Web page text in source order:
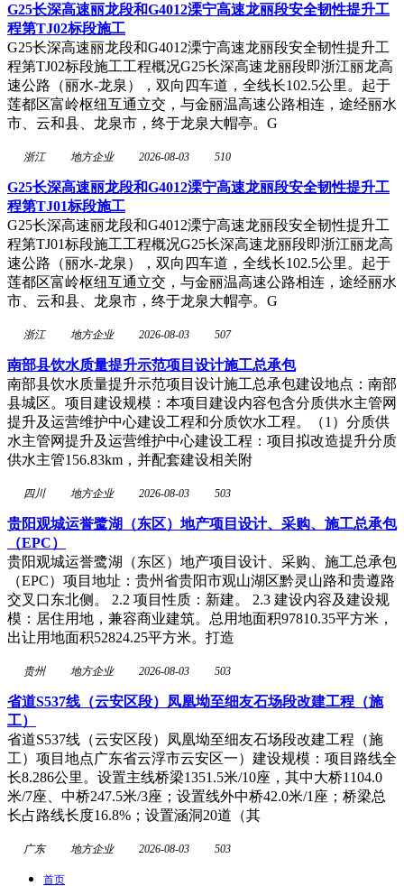
G25长深高速丽龙段和G4012溧宁高速龙丽段安全韧性提升工
程第TJ02标段施工
G25长深高速丽龙段和G4012溧宁高速龙丽段安全韧性提升工
程第TJ02标段施工工程概况G25长深高速龙丽段即浙江丽龙高
速公路（丽水-龙泉），双向四车道，全线长102.5公里。起于
莲都区富岭枢纽互通立交，与金丽温高速公路相连，途经丽水
市、云和县、龙泉市，终于龙泉大帽亭。G
浙江 地方企业 2026-08-03 510
G25长深高速丽龙段和G4012溧宁高速龙丽段安全韧性提升工
程第TJ01标段施工
G25长深高速丽龙段和G4012溧宁高速龙丽段安全韧性提升工
程第TJ01标段施工工程概况G25长深高速龙丽段即浙江丽龙高
速公路（丽水-龙泉），双向四车道，全线长102.5公里。起于
莲都区富岭枢纽互通立交，与金丽温高速公路相连，途经丽水
市、云和县、龙泉市，终于龙泉大帽亭。G
浙江 地方企业 2026-08-03 507
南部县饮水质量提升示范项目设计施工总承包
南部县饮水质量提升示范项目设计施工总承包建设地点：南部
县城区。项目建设规模：本项目建设内容包含分质供水主管网
提升及运营维护中心建设工程和分质饮水工程。（1）分质供
水主管网提升及运营维护中心建设工程：项目拟改造提升分质
供水主管156.83km，并配套建设相关附
四川 地方企业 2026-08-03 503
贵阳观城运誉鹭湖（东区）地产项目设计、采购、施工总承包
（EPC）
贵阳观城运誉鹭湖（东区）地产项目设计、采购、施工总承包
（EPC）项目地址：贵州省贵阳市观山湖区黔灵山路和贵遵路
交叉口东北侧。 2.2 项目性质：新建。 2.3 建设内容及建设规
模：居住用地，兼容商业建筑。总用地面积97810.35平方米，
出让用地面积52824.25平方米。打造
贵州 地方企业 2026-08-03 503
省道S537线（云安区段）凤凰坳至细友石场段改建工程（施
工）
省道S537线（云安区段）凤凰坳至细友石场段改建工程（施
工）项目地点广东省云浮市云安区一）建设规模：项目路线全
长8.286公里。设置主线桥梁1351.5米/10座，其中大桥1104.0
米/7座、中桥247.5米/3座；设置线外中桥42.0米/1座；桥梁总
长占路线长度16.8%；设置涵洞20道（其
广东 地方企业 2026-08-03 503
首页